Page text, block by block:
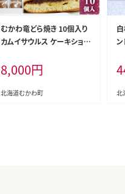
むかわ竜どら焼き 10個入り
カムイサウルス ケーキショッ
8,000円
北海道むかわ町 北